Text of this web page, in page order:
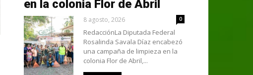
en la colonia Flor de Abril
8 agosto, 2026 0
RedacciónLa Diputada Federal
Rosalinda Savala Díaz encabezó
una campaña de limpieza en la
colonia Flor de Abril,...